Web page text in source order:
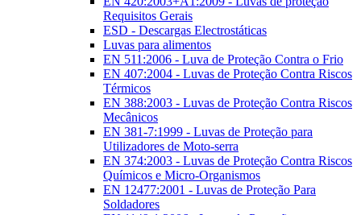
Requisitos Gerais
ESD - Descargas Electrostáticas
Luvas para alimentos
EN 511:2006 - Luva de Proteção Contra o Frio
EN 407:2004 - Luvas de Proteção Contra Riscos
Térmicos
EN 388:2003 - Luvas de Proteção Contra Riscos
Mecânicos
EN 381-7:1999 - Luvas de Proteção para
Utilizadores de Moto-serra
EN 374:2003 - Luvas de Proteção Contra Riscos
Químicos e Micro-Organismos
EN 12477:2001 - Luvas de Proteção Para
Soldadores